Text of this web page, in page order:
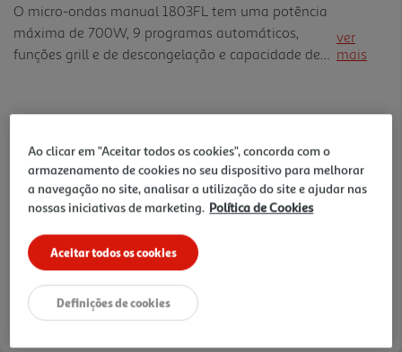
O micro-ondas manual 1803FL tem uma potência
máxima de 700W, 9 programas automáticos,
funções grill e de descongelação e capacidade de
minutos. Outras características relevantes: painel
antiaderente para limpeza facilitada.
ver
mais
verificar stock em loja >
Entrega estimada entre24/08/2026 e 25/08/2026
Ao clicar em "Aceitar todos os cookies", concorda com o
armazenamento de cookies no seu dispositivo para melhorar
a navegação no site, analisar a utilização do site e ajudar nas
nossas iniciativas de marketing. Política de Cookies
Aceitar todos os cookies
Definições de cookies